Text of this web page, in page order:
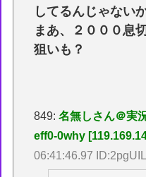
してるんじゃない
まあ、２０００息
狙いも？
849:名無しさん＠実
eff0-0why
06:41:46.97